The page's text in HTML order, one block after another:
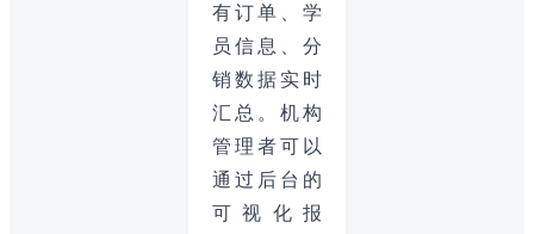
有订单、学
员信息、分
销数据实时
汇总。机构
管理者可以
通过后台的
可视化报